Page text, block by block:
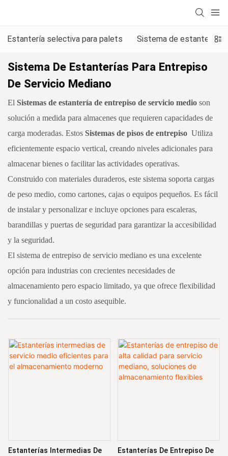
Estantería selectiva para palets Sistema de estanterías
Sistema De Estanterías Para Entrepiso
De Servicio Mediano
El Sistemas de estantería de entrepiso de servicio medio son
solución a medida para almacenes que requieren capacidades de
carga moderadas. Estos Sistemas de pisos de entrepiso Utiliza
eficientemente espacio vertical, creando niveles adicionales para
almacenar bienes o facilitar las actividades operativas.
Construido con materiales duraderos, este sistema soporta cargas
de peso medio, como cartones, cajas o equipos pequeños. Es fácil
de instalar y personalizar e incluye opciones para escaleras,
barandillas y puertas de seguridad para garantizar la accesibilidad
y la seguridad.
El sistema de entrepiso de servicio mediano es una excelente
opción para industrias con crecientes necesidades de
almacenamiento pero espacio limitado, ya que ofrece flexibilidad
y funcionalidad a un costo asequible.
Estanterías Intermedias De
Estanterías De Entrepiso De